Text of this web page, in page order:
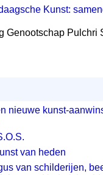
Kunst:
Genootschap Pulchri
nieuwe kunst-
van heden
van schilderijen,